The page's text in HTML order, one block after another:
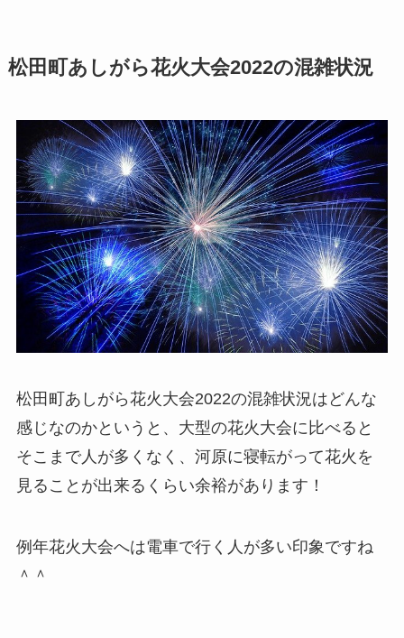
松田町あしがら花火大会2022の混雑状況
松田町あしがら花火大会2022の混雑状況はどんな
感じなのかというと、大型の花火大会に比べると
そこまで人が多くなく、河原に寝転がって花火を
見ることが出来るくらい余裕があります！
例年花火大会へは電車で行く人が多い印象ですね
＾＾